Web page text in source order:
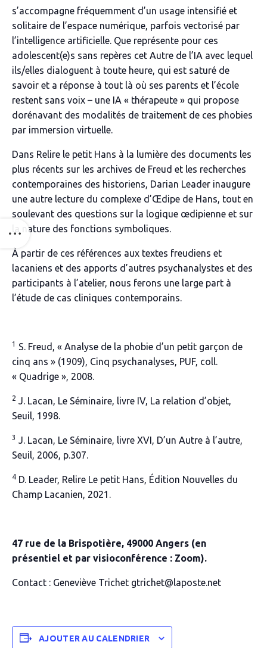
s’accompagne fréquemment d’un usage intensifié et
solitaire de l’espace numérique, parfois vectorisé par
l’intelligence artificielle. Que représente pour ces
adolescent(e)s sans repères cet Autre de l’IA avec lequel
ils/elles dialoguent à toute heure, qui est saturé de
savoir et a réponse à tout là où ses parents et l’école
restent sans voix – une IA « thérapeute » qui propose
dorénavant des modalités de traitement de ces phobies
par immersion virtuelle.
Dans Relire le petit Hans à la lumière des documents les
plus récents sur les archives de Freud et les recherches
contemporaines des historiens, Darian Leader inaugure
une autre lecture du complexe d’Œdipe de Hans, tout en
soulevant des questions sur la logique œdipienne et sur
la nature des fonctions symboliques.
À partir de ces références aux textes freudiens et
lacaniens et des apports d’autres psychanalystes et des
participants à l’atelier, nous ferons une large part à
l’étude de cas cliniques contemporains.
1 S. Freud, « Analyse de la phobie d’un petit garçon de
cinq ans » (1909), Cinq psychanalyses, PUF, coll.
« Quadrige », 2008.
2 J. Lacan, Le Séminaire, livre IV, La relation d’objet,
Seuil, 1998.
3 J. Lacan, Le Séminaire, livre XVI, D’un Autre à l’autre,
Seuil, 2006, p.307.
4 D. Leader, Relire Le petit Hans, Édition Nouvelles du
Champ Lacanien, 2021.
47 rue de la Brispotière, 49000 Angers (en
présentiel et par visioconférence : Zoom).
Contact : Geneviève Trichet gtrichet@laposte.net
AJOUTER AU CALENDRIER